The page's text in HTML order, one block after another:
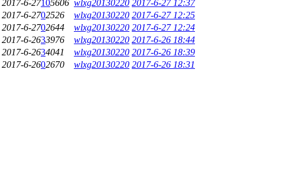
2017-6-27105606 wlxg20130220 2017-6-27 12:37
2017-6-2702526 wlxg20130220 2017-6-27 12:25
2017-6-2702644 wlxg20130220 2017-6-27 12:24
2017-6-2633976 wlxg20130220 2017-6-26 18:44
2017-6-2634041 wlxg20130220 2017-6-26 18:39
2017-6-2602670 wlxg20130220 2017-6-26 18:31